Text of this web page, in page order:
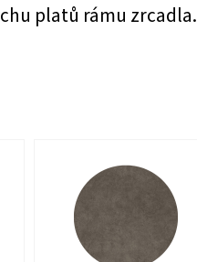
platů rámu zrcadla.